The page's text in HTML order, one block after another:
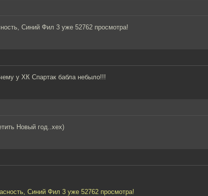
Синий Фил 3 уже 52762 просмотра!
у ХК Спартак бабла небыло!!!
Новый год..хех)
Синий Фил 3 уже 52762 просмотра!